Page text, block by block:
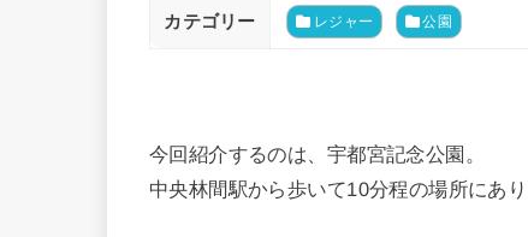
カテゴリー レジャー 公園
今回紹介するのは、宇都宮記念公園。
中央林間駅から歩いて10分程の場所にあり